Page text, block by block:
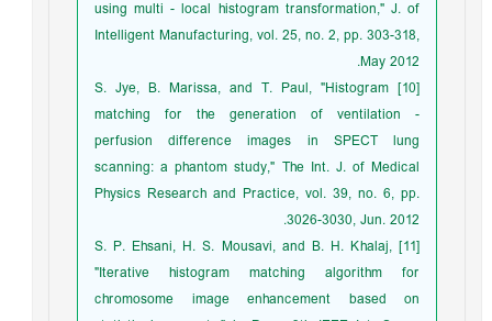
using multi - local histogram transformation," J. of
Intelligent Manufacturing, vol. 25, no. 2, pp. 303-318,
May 2012.
[10] S. Jye, B. Marissa, and T. Paul, "Histogram
matching for the generation of ventilation -
perfusion difference images in SPECT lung
scanning: a phantom study," The Int. J. of Medical
Physics Research and Practice, vol. 39, no. 6, pp.
3026-3030, Jun. 2012.
[11] S. P. Ehsani, H. S. Mousavi, and B. H. Khalaj,
"Iterative histogram matching algorithm for
chromosome image enhancement based on